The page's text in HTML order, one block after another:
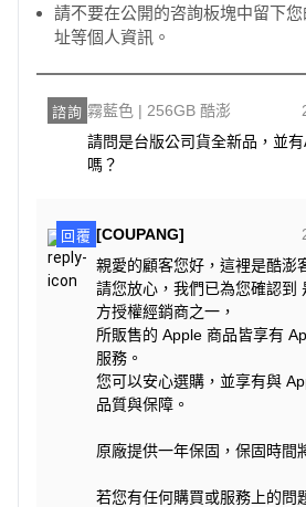
請不要在公開的咨詢板塊中留下
址等個人資訊。
諮詢 霧藍色 | 256GB 酷澎
請問是台版公司貨全新品，並
嗎？
回覆 [COUPANG]
親愛的顧客您好，這裡是酷澎
請您放心，我們已為您確認到
方授權經銷商之一，
所販售的 Apple 商品皆享有
服務。
您可以安心選購，並享有與
品質與保障。
原廠提供一年保固，保固時間
若您有任何購買或服務上的問